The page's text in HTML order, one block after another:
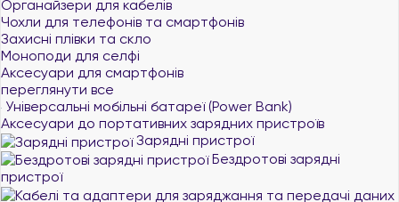
Органайзери для кабелів
Чохли для телефонів та смартфонів
Захисні плівки та скло
Моноподи для селфі
Аксесуари для смартфонів
переглянути все
Універсальні мобільні батареї (Power Bank)
Аксесуари до портативних зарядних пристроїв
Зарядні пристрої
Бездротові зарядні
пристрої